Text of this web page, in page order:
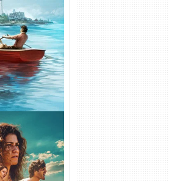
Widow’s Bay
Torrent (2026)
Dual Áudio